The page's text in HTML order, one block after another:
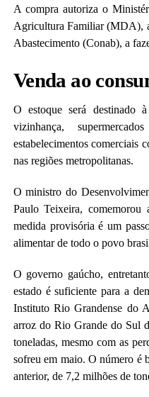
A compra autoriza o
Agricultura Familiar (MDA),
Abastecimento (Conab), a
Venda ao
O estoque será destinado
vizinhança,
estabelecimentos comerciais
nas regiões metropolitanas.
O ministro do
Paulo Teixeira, comemorou
medida provisória é um
alimentar de todo o povo
O governo gaúcho,
estado é suficiente para a
Instituto Rio Grandense do
arroz do Rio Grande do Sul
toneladas, mesmo com as
sofreu em maio. O número é
anterior, de 7,2 milhões de